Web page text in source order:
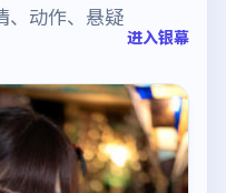
、动作、悬疑
进入银幕